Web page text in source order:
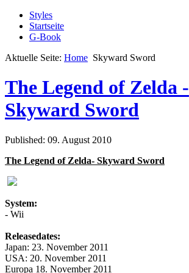
Styles
Startseite
G-Book
Aktuelle Seite: Home Skyward Sword
The Legend of Zelda -
Skyward Sword
Published: 09. August 2010
The Legend of Zelda- Skyward Sword
System:
- Wii
Releasedates:
Japan: 23. November 2011
USA: 20. November 2011
Europa 18. November 2011